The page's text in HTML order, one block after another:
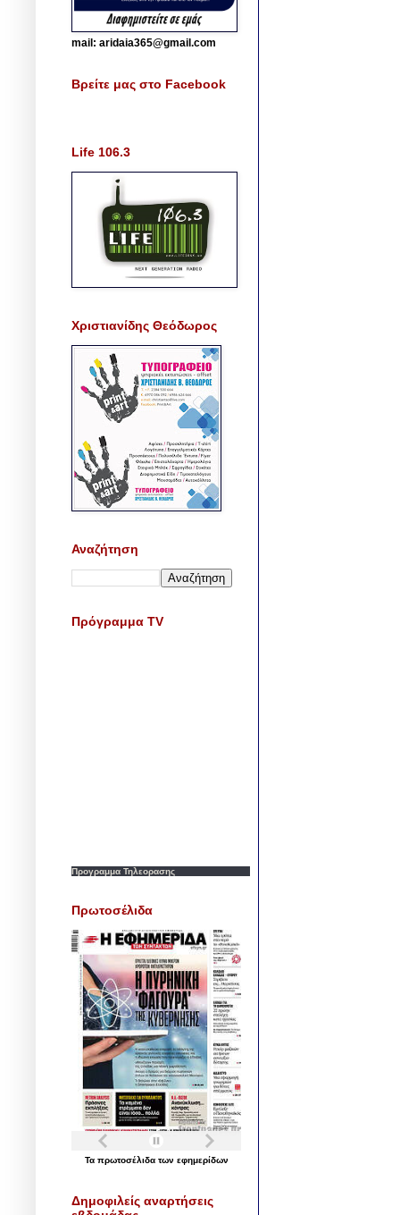
mail: aridaia365@gmail.com
Βρείτε μας στο Facebook
Life 106.3
Χριστιανίδης Θεόδωρος
Αναζήτηση
Πρόγραμμα TV
Προγραμμα Τηλεορασης
Πρωτοσέλιδα
Τα πρωτοσέλιδα των εφημερίδων
Δημοφιλείς αναρτήσεις